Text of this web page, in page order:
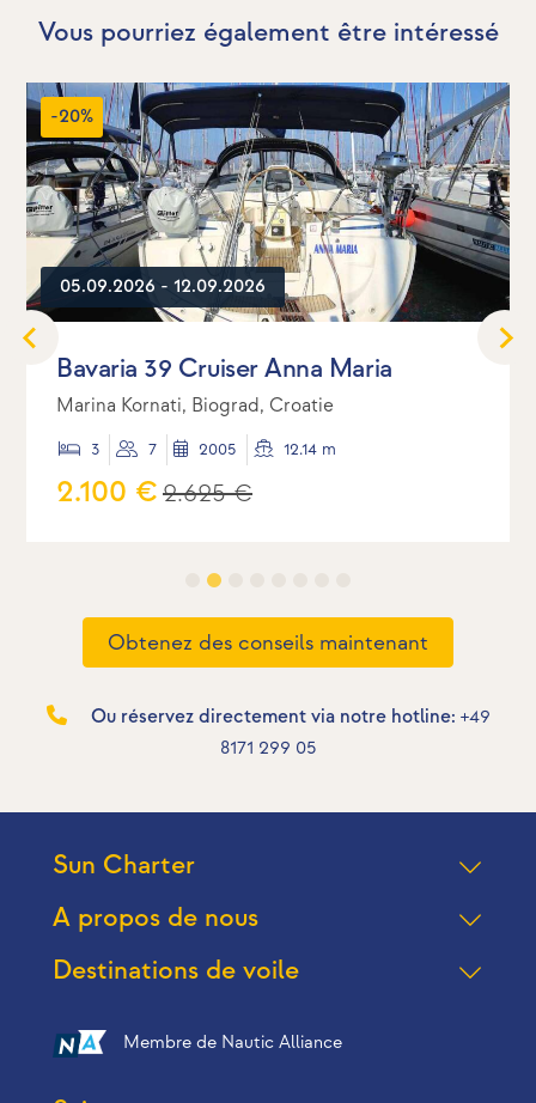
Vous pourriez également être intéressé
-20%
05.09.2026 - 12.09.2026
Bavaria 39 Cruiser Anna Maria
Marina Kornati, Biograd, Croatie
3 7 2005 12.14 m
2.100 €2.625 €
Obtenez des conseils maintenant
Ou réservez directement via notre hotline: +49
8171 299 05
Sun Charter
A propos de nous
Destinations de voile
Membre de Nautic Alliance